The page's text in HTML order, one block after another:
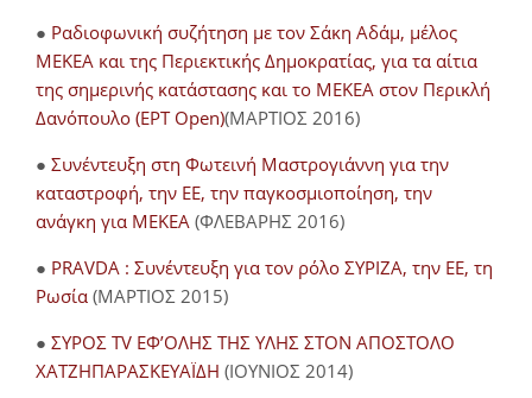
● Ραδιοφωνική συζήτηση με τον Σάκη Αδάμ, μέλος
ΜΕΚΕΑ και της Περιεκτικής Δημοκρατίας, για τα αίτια
της σημερινής κατάστασης και το ΜΕΚΕΑ στον Περικλή
Δανόπουλο (ΕΡΤ Open)(ΜΑΡΤΙΟΣ 2016)
● Συνέντευξη στη Φωτεινή Μαστρογιάννη για την
καταστροφή, την ΕΕ, την παγκοσμιοποίηση, την
ανάγκη για ΜΕΚΕΑ (ΦΛΕΒΑΡΗΣ 2016)
● PRAVDA : Συνέντευξη για τον ρόλο ΣΥΡΙΖΑ, την ΕΕ, τη
Ρωσία (ΜΑΡΤΙΟΣ 2015)
● ΣΥΡΟΣ TV ΕΦ’ΟΛΗΣ ΤΗΣ ΥΛΗΣ ΣΤΟΝ ΑΠΟΣΤΟΛΟ
ΧΑΤΖΗΠΑΡΑΣΚΕΥΑΪΔΗ (ΙΟΥΝΙΟΣ 2014)